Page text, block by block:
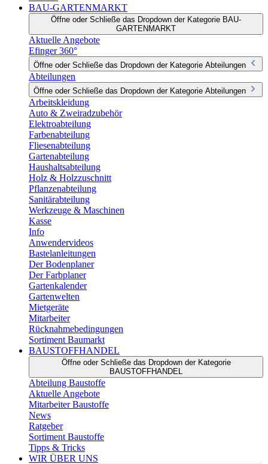
BAU-GARTENMARKT
Öffne oder Schließe das Dropdown der Kategorie BAU-
GARTENMARKT
Aktuelle Angebote
Efinger 360°
Öffne oder Schließe das Dropdown der Kategorie Abteilungen
Abteilungen
Öffne oder Schließe das Dropdown der Kategorie Abteilungen
Arbeitskleidung
Auto & Zweiradzubehör
Elektroabteilung
Farbenabteilung
Fliesenabteilung
Gartenabteilung
Haushaltsabteilung
Holz & Holzzuschnitt
Pflanzenabteilung
Sanitärabteilung
Werkzeuge & Maschinen
Kasse
Info
Anwendervideos
Bastelanleitungen
Der Bodenplaner
Der Farbplaner
Gartenkalender
Gartenwelten
Mietgeräte
Mitarbeiter
Rücknahmebedingungen
Sortiment Baumarkt
BAUSTOFFHANDEL
Öffne oder Schließe das Dropdown der Kategorie
BAUSTOFFHANDEL
Abteilung Baustoffe
Aktuelle Angebote
Mitarbeiter Baustoffe
News
Ratgeber
Sortiment Baustoffe
Tipps & Tricks
WIR ÜBER UNS